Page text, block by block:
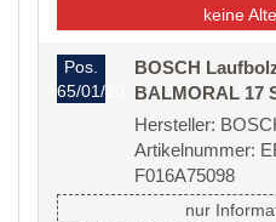
keine
Pos.
65/01/20
BOSCH
BALMORAL 17
Hersteller:
Artikelnummer:
F016A75098
nur